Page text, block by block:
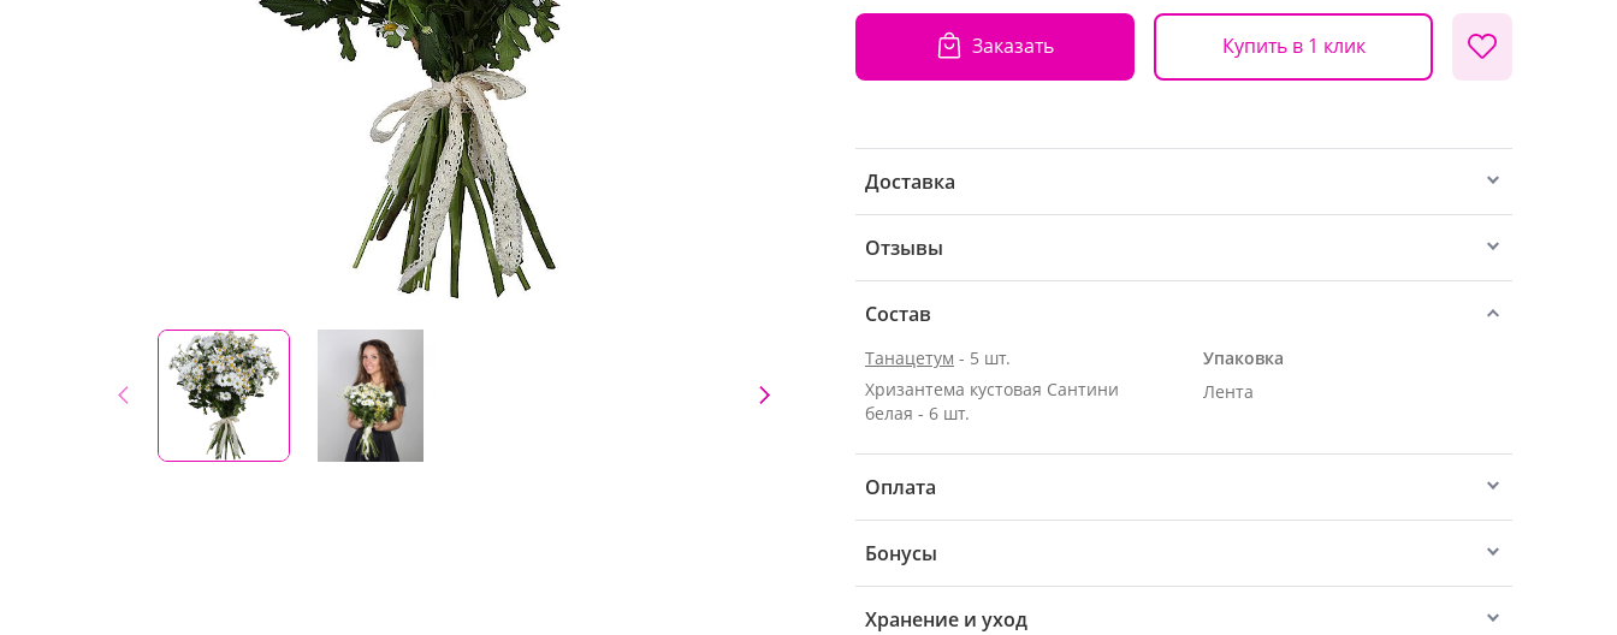
Заказать Купить в 1 клик
Доставка
Отзывы
Состав
Танацетум - 5 шт.
Хризантема кустовая Сантини
белая - 6 шт.
Упаковка
Лента
Оплата
Бонусы
Хранение и уход